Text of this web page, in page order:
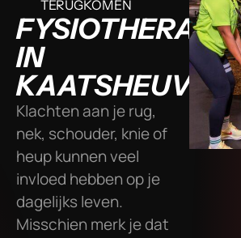
TERUGKOMEN
FYSIOTHERAPIE
IN
KAATSHEUVEL
Klachten aan je rug,
nek, schouder, knie of
heup kunnen veel
invloed hebben op je
dagelijks leven.
Misschien merk je dat